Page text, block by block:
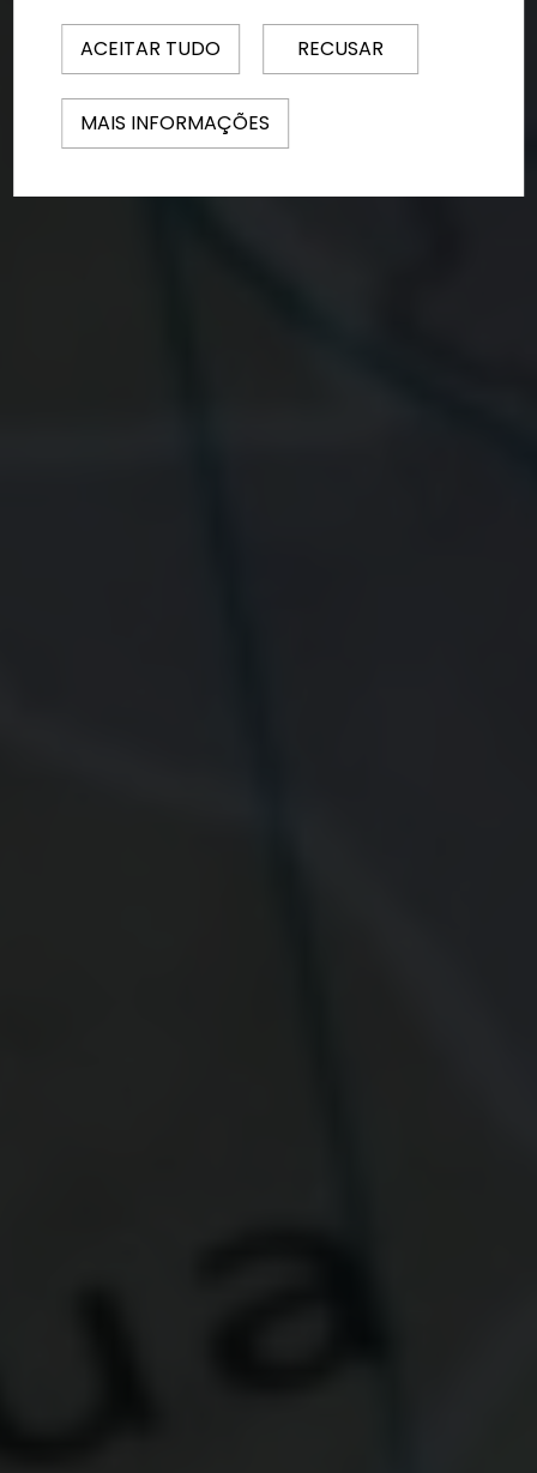
ACEITAR TUDO RECUSAR
MAIS INFORMAÇÕES